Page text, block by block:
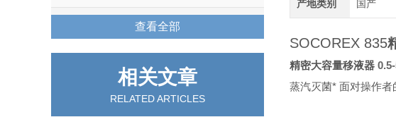
查看全部
相关文章
RELATED ARTICLES
产地类别 国产
SOCOREX 835
精密大容量移液器
蒸汽灭菌* 面对操作者